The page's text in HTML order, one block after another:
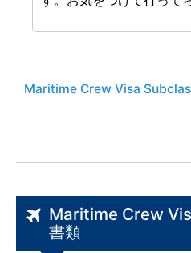
Maritime Crew Visa
Maritime Crew
書類